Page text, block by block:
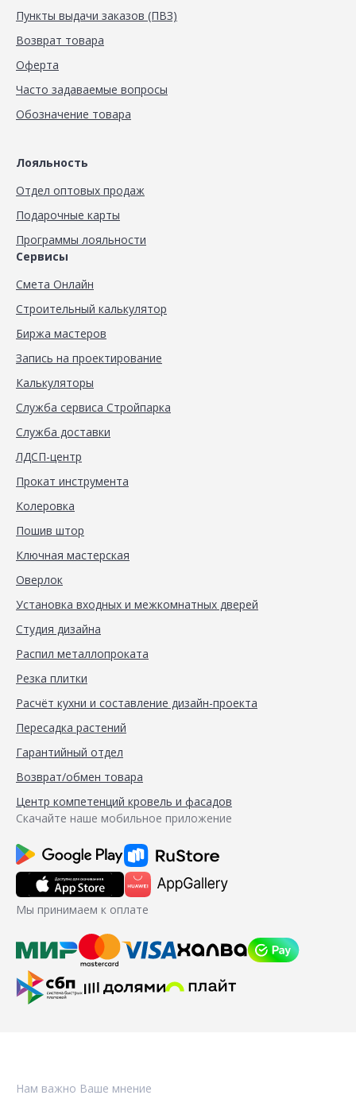
Пункты выдачи заказов (ПВЗ)
Возврат товара
Оферта
Часто задаваемые вопросы
Обозначение товара
Лояльность
Отдел оптовых продаж
Подарочные карты
Программы лояльности
Сервисы
Смета Онлайн
Строительный калькулятор
Биржа мастеров
Запись на проектирование
Калькуляторы
Служба сервиса Стройпарка
Служба доставки
ЛДСП-центр
Прокат инструмента
Колеровка
Пошив штор
Ключная мастерская
Оверлок
Установка входных и межкомнатных дверей
Студия дизайна
Распил металлопроката
Резка плитки
Расчёт кухни и составление дизайн-проекта
Пересадка растений
Гарантийный отдел
Возврат/обмен товара
Центр компетенций кровель и фасадов
Скачайте наше мобильное приложение
Мы принимаем к оплате
Нам важно Ваше мнение